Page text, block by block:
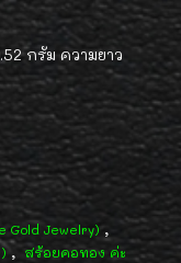
กรัม ความยาว
Gold Jewelry),
, สร้อยคอทอง ค่ะ